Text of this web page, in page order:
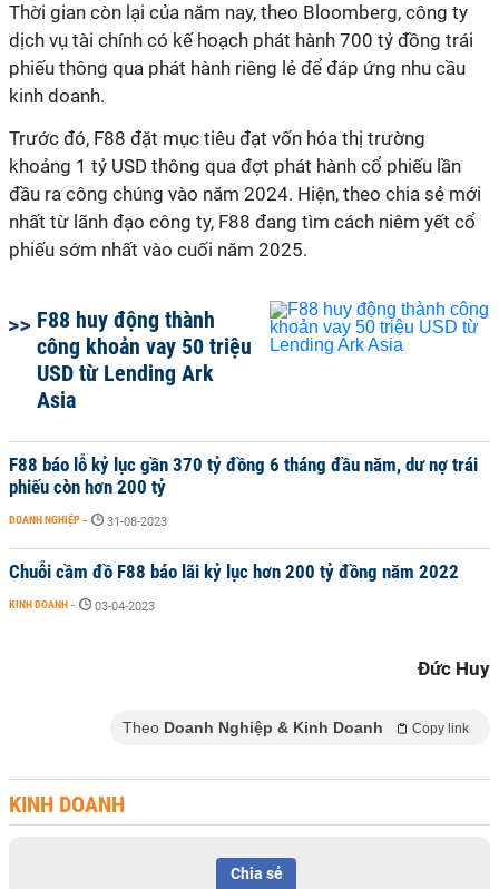
Thời gian còn lại của năm nay, theo Bloomberg, công ty
dịch vụ tài chính có kế hoạch phát hành 700 tỷ đồng trái
phiếu thông qua phát hành riêng lẻ để đáp ứng nhu cầu
kinh doanh.
Trước đó, F88 đặt mục tiêu đạt vốn hóa thị trường
khoảng 1 tỷ USD thông qua đợt phát hành cổ phiếu lần
đầu ra công chúng vào năm 2024. Hiện, theo chia sẻ mới
nhất từ lãnh đạo công ty, F88 đang tìm cách niêm yết cổ
phiếu sớm nhất vào cuối năm 2025.
F88 huy động thành
công khoản vay 50 triệu
USD từ Lending Ark
Asia
F88 báo lỗ kỷ lục gần 370 tỷ đồng 6 tháng đầu năm, dư nợ trái
phiếu còn hơn 200 tỷ
DOANH NGHIỆP - 31-08-2023
Chuỗi cầm đồ F88 báo lãi kỷ lục hơn 200 tỷ đồng năm 2022
KINH DOANH - 03-04-2023
Đức Huy
Theo Doanh Nghiệp & Kinh Doanh Copy link
KINH DOANH
Chia sẻ